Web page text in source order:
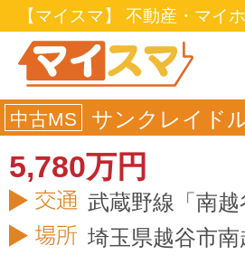
【マイスマ】 不動産・マイ
中古MS サンクレイド
5,780万円
武蔵野線「南
埼玉県越谷市南